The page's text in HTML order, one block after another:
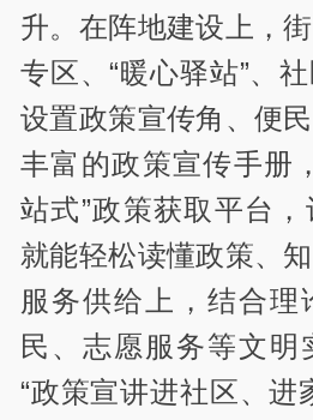
升。在阵地建设上，
专区、“暖心驿站”、
设置政策宣传角、便
丰富的政策宣传手册
站式”政策获取平台
就能轻松读懂政策、
服务供给上，结合理
民、志愿服务等文明
“政策宣讲进社区、进